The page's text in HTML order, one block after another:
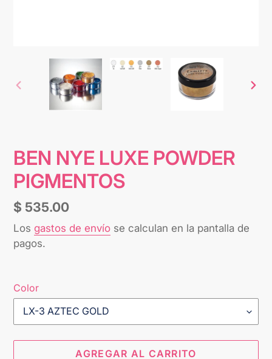
ANTERIOR
DIAPOSITIVA
BEN NYE LUXE POWDER
PIGMENTOS
Precio
habitual
$ 535.00
Los gastos de envío se calculan en la pantalla de
pagos.
Color
AGREGAR AL CARRITO